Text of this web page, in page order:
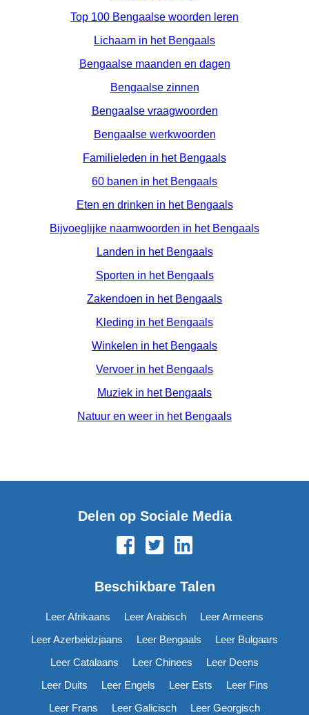
Top 100 Bengaalse woorden leren
Lichaam in het Bengaals
Bengaalse maanden en dagen
Bengaalse zinnen
Bengaalse vraagwoorden
Bengaalse werkwoorden
Familieleden in het Bengaals
60 banen in het Bengaals
Eten en drinken in het Bengaals
Bijvoeglijke naamwoorden in het Bengaals
Landen in het Bengaals
Sporten in het Bengaals
Zakendoen in het Bengaals
Kleding in het Bengaals
Winkelen in het Bengaals
Vervoer in het Bengaals
Muziek in het Bengaals
Natuur en weer in het Bengaals
Delen op Sociale Media
Beschikbare Talen
Leer Afrikaans Leer Arabisch
Leer Armeens
Leer Azerbeidzjaans
Leer Bengaals
Leer Bulgaars
Leer Catalaans
Leer Chinees
Leer Deens
Leer Duits
Leer Engels Leer Ests
Leer Fins
Leer Frans
Leer Galicisch
Leer Georgisch